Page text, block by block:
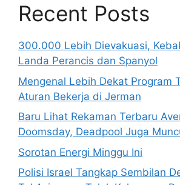
Recent Posts
300.000 Lebih Dievakuasi,
Landa Perancis dan Spanyol
Mengenal Lebih Dekat Program
Aturan Bekerja di Jerman
Baru Lihat Rekaman Terbaru
Doomsday, Deadpool Juga
Sorotan Energi Minggu Ini
Polisi Israel Tangkap Sembilan